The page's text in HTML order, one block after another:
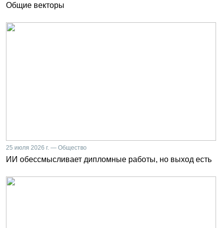
Общие векторы
25 июля 2026 г. — Общество
ИИ обессмысливает дипломные работы, но выход есть